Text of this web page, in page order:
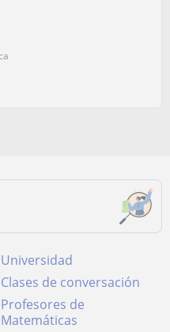
Universidad
Clases de conversación
Profesores de
Matemáticas